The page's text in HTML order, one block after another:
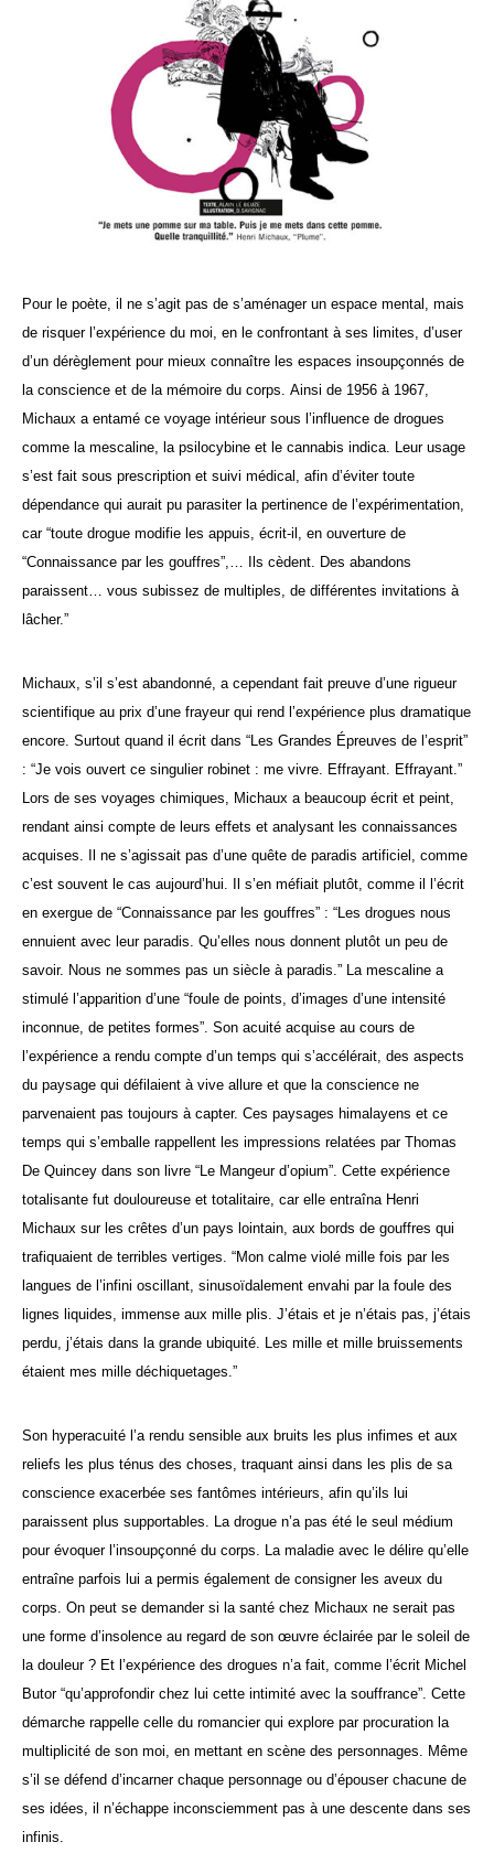
Pour le poète, il ne s’agit pas de s’aménager un espace mental, mais
de risquer l’expérience du moi, en le confrontant à ses limites, d’user
d’un dérèglement pour mieux connaître les espaces insoupçonnés de
la conscience et de la mémoire du corps. Ainsi de 1956 à 1967,
Michaux a entamé ce voyage intérieur sous l’influence de drogues
comme la mescaline, la psilocybine et le cannabis indica. Leur usage
s’est fait sous prescription et suivi médical, afin d’éviter toute
dépendance qui aurait pu parasiter la pertinence de l’expérimentation,
car “toute drogue modifie les appuis, écrit-il, en ouverture de
“Connaissance par les gouffres”,… Ils cèdent. Des abandons
paraissent… vous subissez de multiples, de différentes invitations à
lâcher.”
Michaux, s’il s’est abandonné, a cependant fait preuve d’une rigueur
scientifique au prix d’une frayeur qui rend l’expérience plus dramatique
encore. Surtout quand il écrit dans “Les Grandes Épreuves de l’esprit”
: “Je vois ouvert ce singulier robinet : me vivre. Effrayant. Effrayant.”
Lors de ses voyages chimiques, Michaux a beaucoup écrit et peint,
rendant ainsi compte de leurs effets et analysant les connaissances
acquises. Il ne s’agissait pas d’une quête de paradis artificiel, comme
c’est souvent le cas aujourd’hui. Il s’en méfiait plutôt, comme il l’écrit
en exergue de “Connaissance par les gouffres” : “Les drogues nous
ennuient avec leur paradis. Qu’elles nous donnent plutôt un peu de
savoir. Nous ne sommes pas un siècle à paradis.” La mescaline a
stimulé l’apparition d’une “foule de points, d’images d’une intensité
inconnue, de petites formes”. Son acuité acquise au cours de
l’expérience a rendu compte d’un temps qui s’accélérait, des aspects
du paysage qui défilaient à vive allure et que la conscience ne
parvenaient pas toujours à capter. Ces paysages himalayens et ce
temps qui s’emballe rappellent les impressions relatées par Thomas
De Quincey dans son livre “Le Mangeur d’opium”. Cette expérience
totalisante fut douloureuse et totalitaire, car elle entraîna Henri
Michaux sur les crêtes d’un pays lointain, aux bords de gouffres qui
trafiquaient de terribles vertiges. “Mon calme violé mille fois par les
langues de l’infini oscillant, sinusoïdalement envahi par la foule des
lignes liquides, immense aux mille plis. J’étais et je n’étais pas, j’étais
perdu, j’étais dans la grande ubiquité. Les mille et mille bruissements
étaient mes mille déchiquetages.”
Son hyperacuité l’a rendu sensible aux bruits les plus infimes et aux
reliefs les plus ténus des choses, traquant ainsi dans les plis de sa
conscience exacerbée ses fantômes intérieurs, afin qu’ils lui
paraissent plus supportables. La drogue n’a pas été le seul médium
pour évoquer l’insoupçonné du corps. La maladie avec le délire qu’elle
entraîne parfois lui a permis également de consigner les aveux du
corps. On peut se demander si la santé chez Michaux ne serait pas
une forme d’insolence au regard de son œuvre éclairée par le soleil de
la douleur ? Et l’expérience des drogues n’a fait, comme l’écrit Michel
Butor “qu’approfondir chez lui cette intimité avec la souffrance”. Cette
démarche rappelle celle du romancier qui explore par procuration la
multiplicité de son moi, en mettant en scène des personnages. Même
s’il se défend d’incarner chaque personnage ou d’épouser chacune de
ses idées, il n’échappe inconsciemment pas à une descente dans ses
infinis.